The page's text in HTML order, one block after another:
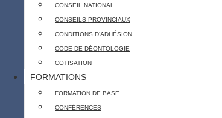
CONSEIL NATIONAL
CONSEILS PROVINCIAUX
CONDITIONS D’ADHÉSION
CODE DE DÉONTOLOGIE
COTISATION
FORMATIONS
FORMATION DE BASE
CONFÉRENCES